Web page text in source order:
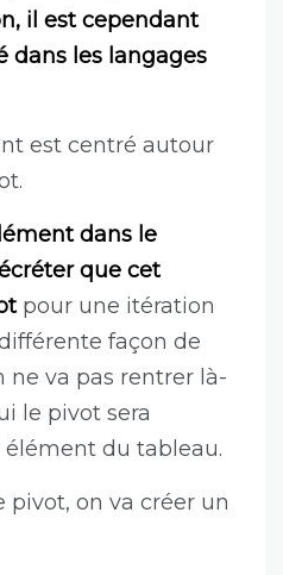
il est cependant
dans les langages
est centré autour
dans le
que cet
pour une itération
façon de
ne va pas rentrer là-
le pivot sera
du tableau.
pivot, on va créer un